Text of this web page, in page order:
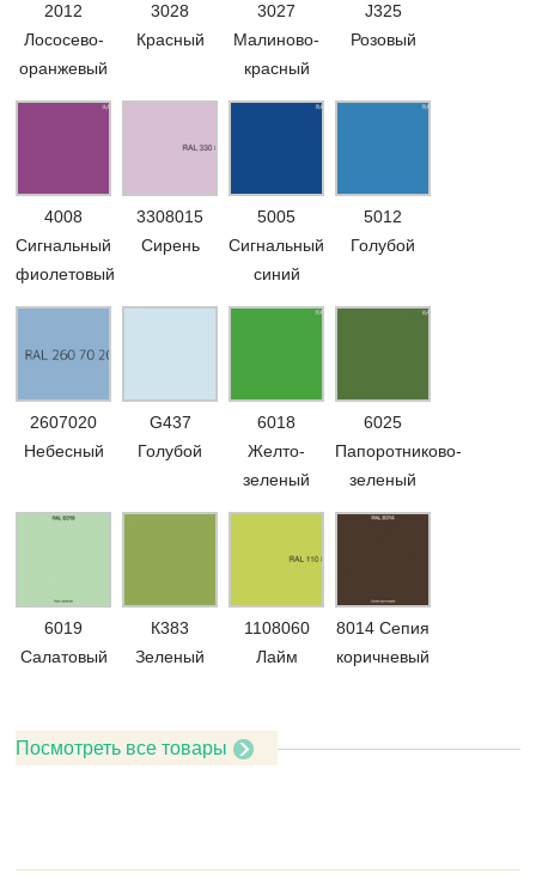
2012
Лососево-
оранжевый
3028
Красный
3027
Малиново-
красный
J325
Розовый
4008
Сигнальный
фиолетовый
3308015
Сирень
5005
Сигнальный
синий
5012
Голубой
2607020
Небесный
G437
Голубой
6018
Желто-
зеленый
6025
Папоротниково-
зеленый
6019
Салатовый
К383
Зеленый
1108060
Лайм
8014 Сепия
коричневый
Посмотреть все товары